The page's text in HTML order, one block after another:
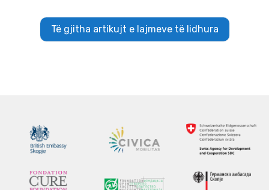
Të gjitha artikujt e lajmeve të lidhura